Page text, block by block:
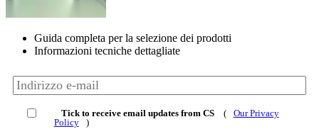
Guida completa per la selezione dei prodotti
Informazioni tecniche dettagliate
Tick to receive email updates from CS (
Our Privacy
Policy
)